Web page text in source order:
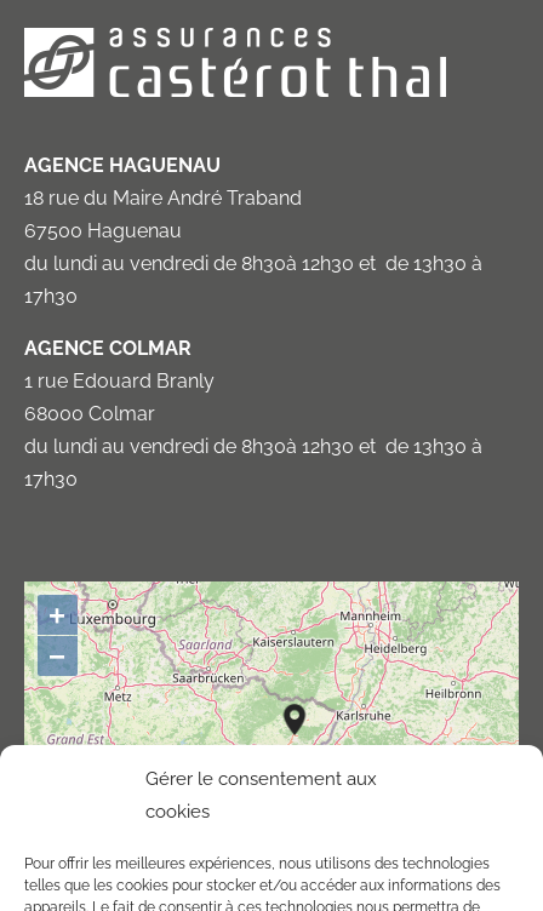
Gérer le consentement aux
cookies
Pour offrir les meilleures expériences, nous utilisons des technologies
telles que les cookies pour stocker et/ou accéder aux informations des
appareils. Le fait de consentir à ces technologies nous permettra de
AGENCE HAGUENAU
18 rue du Maire André Traband
67500 Haguenau
du lundi au vendredi de 8h30à 12h30 et de 13h30 à
17h30
AGENCE COLMAR
1 rue Edouard Branly
68000 Colmar
du lundi au vendredi de 8h30à 12h30 et de 13h30 à
17h30
+
−